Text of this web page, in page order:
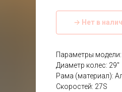
Нет в
Параметры модели:
Диаметр колес: 29''
Рама (материал):
Скоростей: 27S